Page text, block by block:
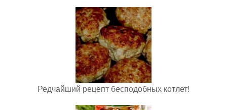
Редчайший рецепт бесподобных котлет!